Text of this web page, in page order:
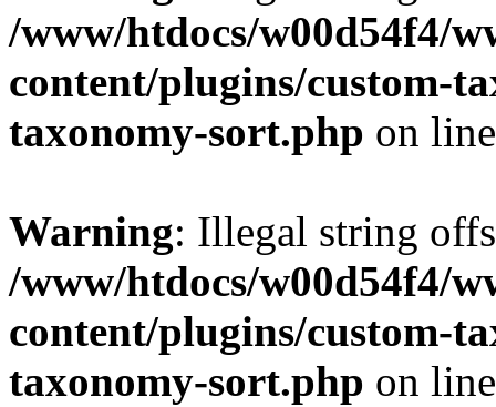
/www/htdocs/w00d54f4/
content/plugins/custom-
taxonomy-sort.php on
Warning: Illegal string
/www/htdocs/w00d54f4/
content/plugins/custom-
taxonomy-sort.php on